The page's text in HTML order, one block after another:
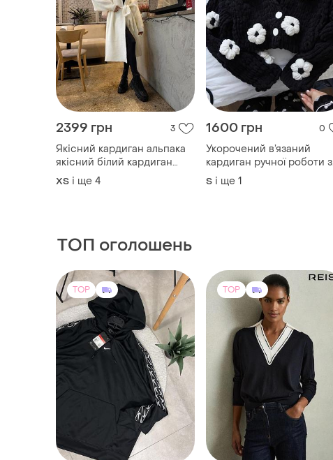
2399 грн 3
Якісний кардиган альпака
якісний білий кардиган
альпака довгий білий
кардиган міді пухнастий
ХS і ще 4
1600 грн 0
Укорочений в’язаний
кардиган ручної роботи з
об’ємними квітами
(чорний)
S і ще 1
ТОП оголошень
TOP TOP